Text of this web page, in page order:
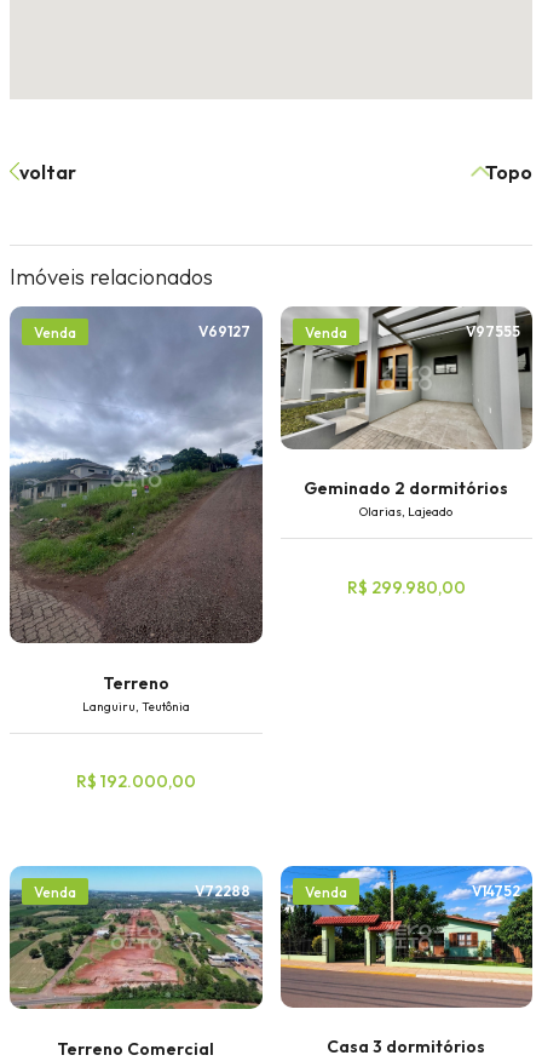
voltar Topo
Imóveis relacionados
Venda V69127
Terreno
Languiru, Teutônia
R$ 192.000,00
Venda V97555
Geminado 2 dormitórios
Olarias, Lajeado
R$ 299.980,00
Venda V72288
Terreno Comercial
Venda V14752
Casa 3 dormitórios